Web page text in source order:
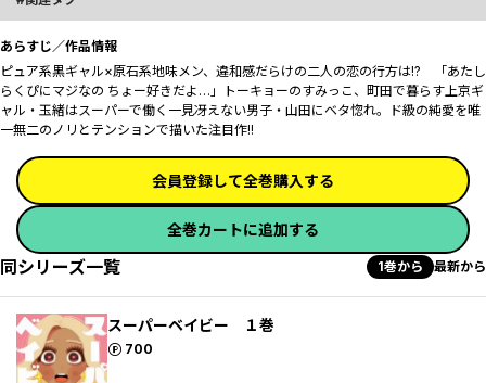
あらすじ／作品情報
ピュア系黒ギャル×原石系地味メン、違和感だらけの二人の恋の行方は!? 「あたし
らくぴにマジなの ちょー好きだよ…」トーキョーのすみっこ、町田で暮らす上京ギ
ャル・玉緒はスーパーで働く一見冴えない男子・山田にベタ惚れ。ド級の純愛を唯
一無二のノリとテンションで描いた注目作!!
会員登録して全巻購入する
全巻カートに追加する
同シリーズ一覧 1巻から 最新から
スーパーベイビー １巻
700
ポイント